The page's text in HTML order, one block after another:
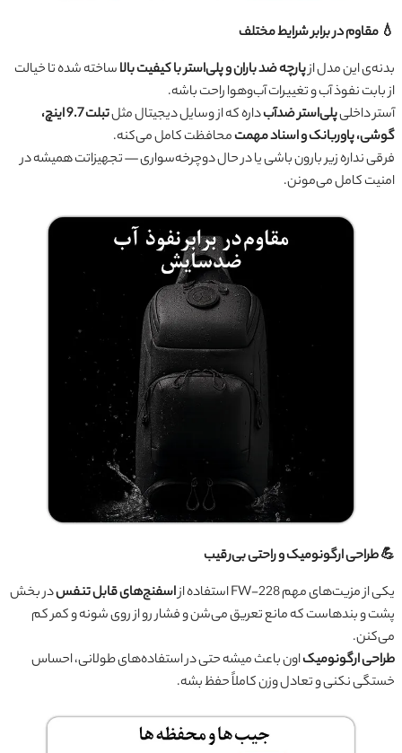
💧 مقاوم در برابر شرایط مختلف
بدنه‌ی این مدل ازپارچه ضد باران و پلی‌استر با کیفیت بالاساخته شده تا خیالت
از بابت نفوذ آب و تغییرات آب‌وهوا راحت باشه.
آستر داخلیپلی‌استر ضدآبداره که از وسایل دیجیتال مثل
تبلت 9.7 اینچ،
گوشی، پاوربانک و اسناد مهمتمحافظت کامل می‌کنه.
فرقی نداره زیر بارون باشی یا در حال دوچرخه‌سواری — تجهیزاتت همیشه در
امنیت کامل می‌مونن.
💪 طراحی ارگونومیک و راحتی بی‌رقیب
یکی از مزیت‌های مهم FW-228 استفاده از
اسفنج‌های قابل تنفسدر بخش
پشت و بندهاست که مانع تعریق می‌شن و فشار رو از روی شونه و کمر کم
می‌کنن.
طراحی ارگونومیکاون باعث میشه حتی در استفاده‌های طولانی، احساس
خستگی نکنی و تعادل وزن کاملاً حفظ بشه.